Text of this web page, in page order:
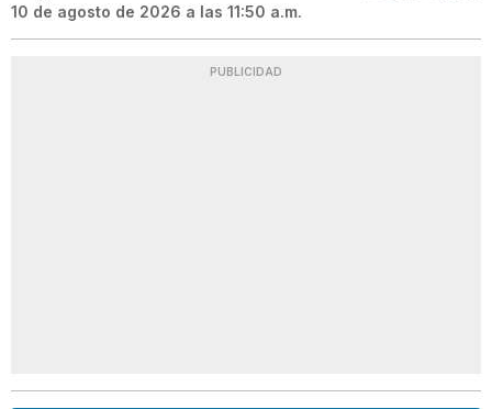
10 de agosto de 2026 a las 11:50 a.m.
PUBLICIDAD